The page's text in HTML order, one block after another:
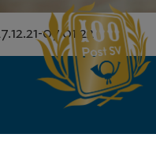
07.01.22